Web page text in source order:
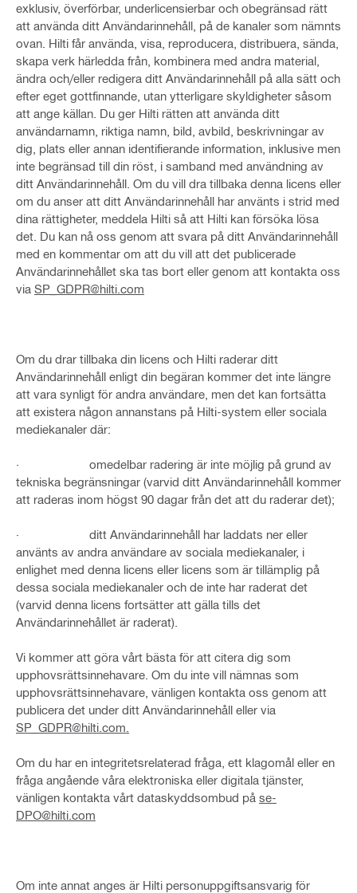
exklusiv, överförbar, underlicensierbar och obegränsad rätt
att använda ditt Användarinnehåll, på de kanaler som nämnts
ovan. Hilti får använda, visa, reproducera, distribuera, sända,
skapa verk härledda från, kombinera med andra material,
ändra och/eller redigera ditt Användarinnehåll på alla sätt och
efter eget gottfinnande, utan ytterligare skyldigheter såsom
att ange källan. Du ger Hilti rätten att använda ditt
användarnamn, riktiga namn, bild, avbild, beskrivningar av
dig, plats eller annan identifierande information, inklusive men
inte begränsad till din röst, i samband med användning av
ditt Användarinnehåll. Om du vill dra tillbaka denna licens eller
om du anser att ditt Användarinnehåll har använts i strid med
dina rättigheter, meddela Hilti så att Hilti kan försöka lösa
det. Du kan nå oss genom att svara på ditt Användarinnehåll
med en kommentar om att du vill att det publicerade
Användarinnehållet ska tas bort eller genom att kontakta oss
via SP_GDPR@hilti.com
Om du drar tillbaka din licens och Hilti raderar ditt
Användarinnehåll enligt din begäran kommer det inte längre
att vara synligt för andra användare, men det kan fortsätta
att existera någon annanstans på Hilti-system eller sociala
mediekanaler där:
· omedelbar radering är inte möjlig på grund av
tekniska begränsningar (varvid ditt Användarinnehåll kommer
att raderas inom högst 90 dagar från det att du raderar det);
· ditt Användarinnehåll har laddats ner eller
använts av andra användare av sociala mediekanaler, i
enlighet med denna licens eller licens som är tillämplig på
dessa sociala mediekanaler och de inte har raderat det
(varvid denna licens fortsätter att gälla tills det
Användarinnehållet är raderat).
Vi kommer att göra vårt bästa för att citera dig som
upphovsrättsinnehavare. Om du inte vill nämnas som
upphovsrättsinnehavare, vänligen kontakta oss genom att
publicera det under ditt Användarinnehåll eller via
SP_GDPR@hilti.com.
Om du har en integritetsrelaterad fråga, ett klagomål eller en
fråga angående våra elektroniska eller digitala tjänster,
vänligen kontakta vårt dataskyddsombud på se-
DPO@hilti.com
Om inte annat anges är Hilti personuppgiftsansvarig för